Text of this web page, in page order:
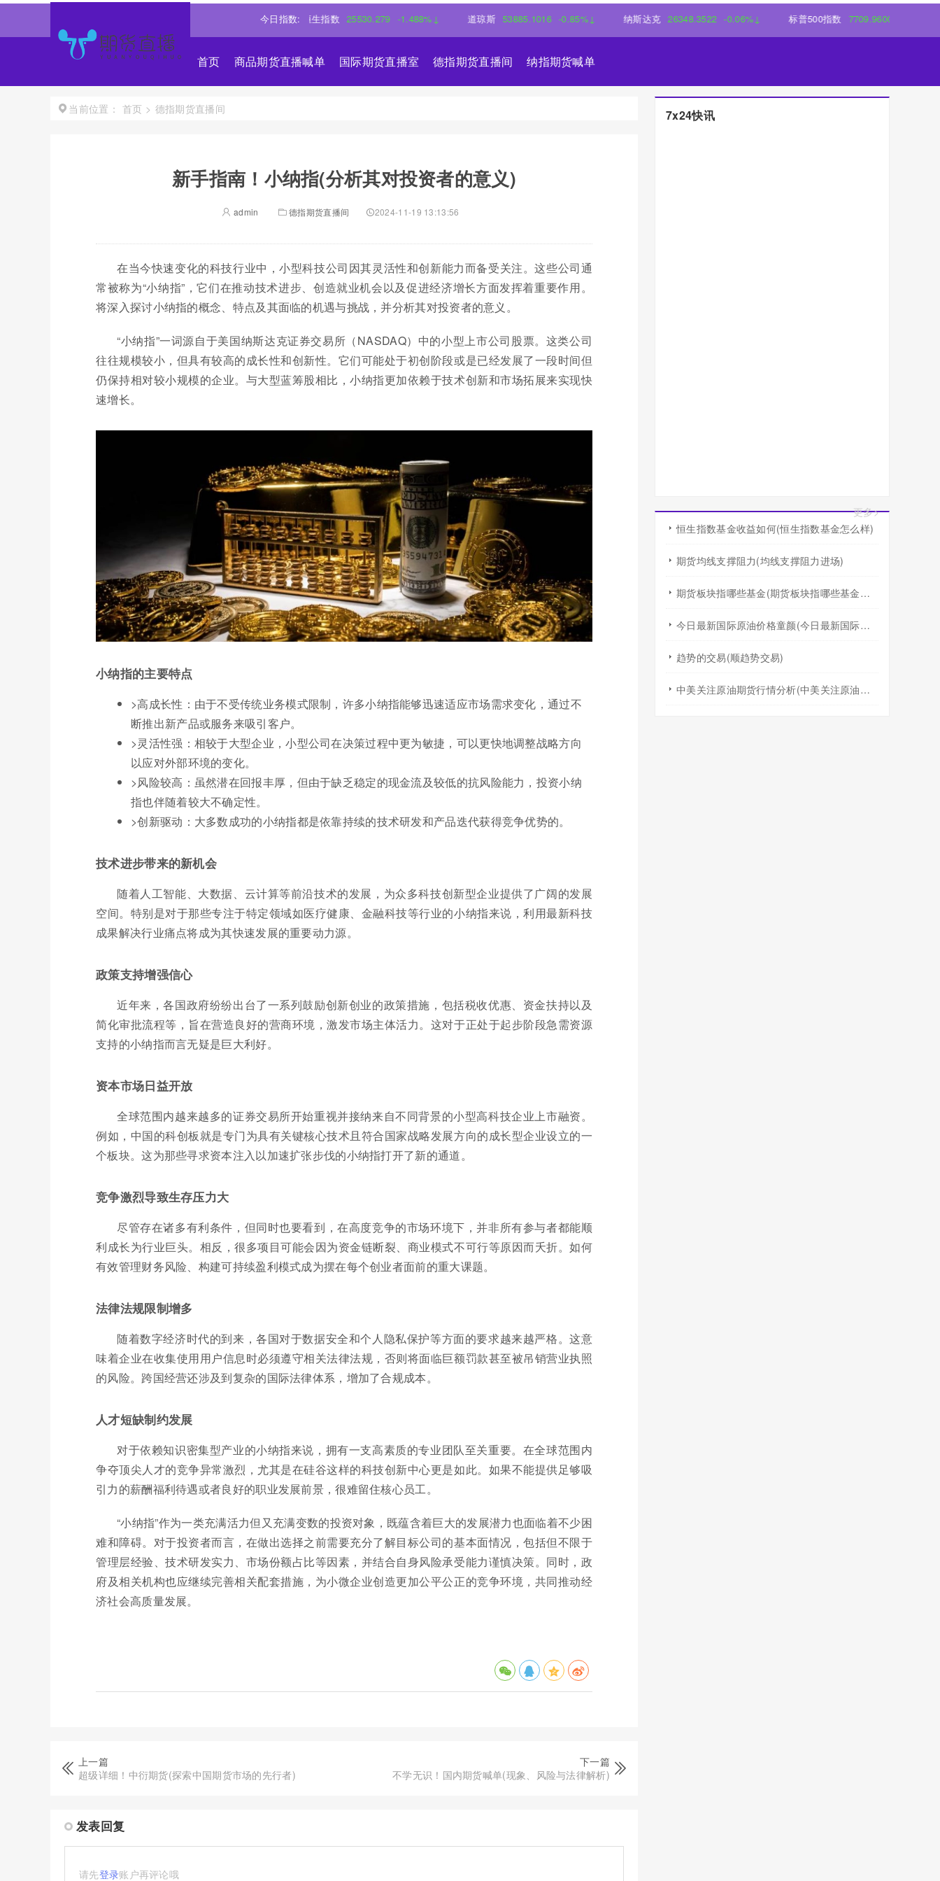
今日指数:
恒生指数 25530.279 -1.488%↓ 道琼斯 53885.1016 -0.85%↓ 纳斯达克 26348.3522 -0.06%↓ 标普500指数 7709.9600 -0.18%↓
首页 商品期货直播喊单 国际期货直播室 德指期货直播间 纳指期货喊单
当前位置： 首页 > 德指期货直播间
新手指南！小纳指(分析其对投资者的意义)
admin 德指期货直播间 2024-11-19 13:13:56
在当今快速变化的科技行业中，小型科技公司因其灵活性和创新能力而备受关注。这些公司通
常被称为“小纳指”，它们在推动技术进步、创造就业机会以及促进经济增长方面发挥着重要作用。
将深入探讨小纳指的概念、特点及其面临的机遇与挑战，并分析其对投资者的意义。
“小纳指”一词源自于美国纳斯达克证券交易所（NASDAQ）中的小型上市公司股票。这类公司
往往规模较小，但具有较高的成长性和创新性。它们可能处于初创阶段或是已经发展了一段时间但
仍保持相对较小规模的企业。与大型蓝筹股相比，小纳指更加依赖于技术创新和市场拓展来实现快
速增长。
小纳指的主要特点
>高成长性：由于不受传统业务模式限制，许多小纳指能够迅速适应市场需求变化，通过不
断推出新产品或服务来吸引客户。
>灵活性强：相较于大型企业，小型公司在决策过程中更为敏捷，可以更快地调整战略方向
以应对外部环境的变化。
>风险较高：虽然潜在回报丰厚，但由于缺乏稳定的现金流及较低的抗风险能力，投资小纳
指也伴随着较大不确定性。
>创新驱动：大多数成功的小纳指都是依靠持续的技术研发和产品迭代获得竞争优势的。
技术进步带来的新机会
随着人工智能、大数据、云计算等前沿技术的发展，为众多科技创新型企业提供了广阔的发展
空间。特别是对于那些专注于特定领域如医疗健康、金融科技等行业的小纳指来说，利用最新科技
成果解决行业痛点将成为其快速发展的重要动力源。
政策支持增强信心
近年来，各国政府纷纷出台了一系列鼓励创新创业的政策措施，包括税收优惠、资金扶持以及
简化审批流程等，旨在营造良好的营商环境，激发市场主体活力。这对于正处于起步阶段急需资源
支持的小纳指而言无疑是巨大利好。
资本市场日益开放
全球范围内越来越多的证券交易所开始重视并接纳来自不同背景的小型高科技企业上市融资。
例如，中国的科创板就是专门为具有关键核心技术且符合国家战略发展方向的成长型企业设立的一
个板块。这为那些寻求资本注入以加速扩张步伐的小纳指打开了新的通道。
竞争激烈导致生存压力大
尽管存在诸多有利条件，但同时也要看到，在高度竞争的市场环境下，并非所有参与者都能顺
利成长为行业巨头。相反，很多项目可能会因为资金链断裂、商业模式不可行等原因而夭折。如何
有效管理财务风险、构建可持续盈利模式成为摆在每个创业者面前的重大课题。
法律法规限制增多
随着数字经济时代的到来，各国对于数据安全和个人隐私保护等方面的要求越来越严格。这意
味着企业在收集使用用户信息时必须遵守相关法律法规，否则将面临巨额罚款甚至被吊销营业执照
的风险。跨国经营还涉及到复杂的国际法律体系，增加了合规成本。
人才短缺制约发展
对于依赖知识密集型产业的小纳指来说，拥有一支高素质的专业团队至关重要。在全球范围内
争夺顶尖人才的竞争异常激烈，尤其是在硅谷这样的科技创新中心更是如此。如果不能提供足够吸
引力的薪酬福利待遇或者良好的职业发展前景，很难留住核心员工。
“小纳指”作为一类充满活力但又充满变数的投资对象，既蕴含着巨大的发展潜力也面临着不少困
难和障碍。对于投资者而言，在做出选择之前需要充分了解目标公司的基本面情况，包括但不限于
管理层经验、技术研发实力、市场份额占比等因素，并结合自身风险承受能力谨慎决策。同时，政
府及相关机构也应继续完善相关配套措施，为小微企业创造更加公平公正的竞争环境，共同推动经
济社会高质量发展。
上一篇
超级详细！中衍期货(探索中国期货市场的先行者)
下一篇
不学无识！国内期货喊单(现象、风险与法律解析)
发表回复
请先登录账户再评论哦
7x24快讯
更多>
恒生指数基金收益如何(恒生指数基金怎么样)
期货均线支撑阻力(均线支撑阻力进场)
期货板块指哪些基金(期货板块指哪些基金行业)
今日最新国际原油价格童颜(今日最新国际原油价格查询)
趋势的交易(顺趋势交易)
中美关注原油期货行情分析(中美关注原油期货行情分析报告)